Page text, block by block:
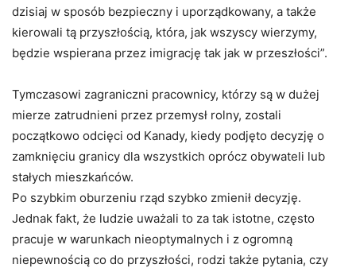
dzisiaj w sposób bezpieczny i uporządkowany, a także
kierowali tą przyszłością, która, jak wszyscy wierzymy,
będzie wspierana przez imigrację tak jak w przeszłości”.
Tymczasowi zagraniczni pracownicy, którzy są w dużej
mierze zatrudnieni przez przemysł rolny, zostali
początkowo odcięci od Kanady, kiedy podjęto decyzję o
zamknięciu granicy dla wszystkich oprócz obywateli lub
stałych mieszkańców.
Po szybkim oburzeniu rząd szybko zmienił decyzję.
Jednak fakt, że ludzie uważali to za tak istotne, często
pracuje w warunkach nieoptymalnych i z ogromną
niepewnością co do przyszłości, rodzi także pytania, czy